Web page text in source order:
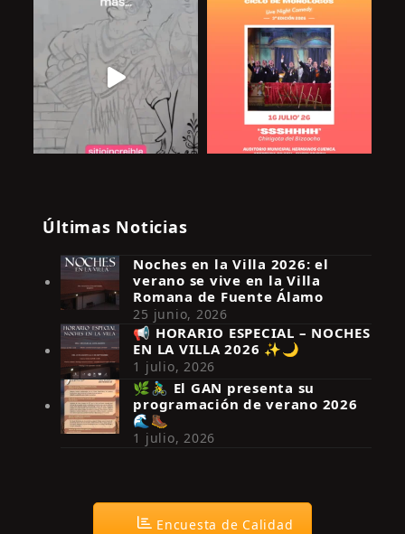
Síguenos en Instagram
Últimas Noticias
Noches en la Villa 2026: el
verano se vive en la Villa
Romana de Fuente Álamo
25 junio, 2026
📢 HORARIO ESPECIAL – NOCHES
EN LA VILLA 2026 ✨🌙
1 julio, 2026
🌿🚴‍♂️ El GAN presenta su
programación de verano 2026
🌊🥾
1 julio, 2026
Encuesta de Calidad